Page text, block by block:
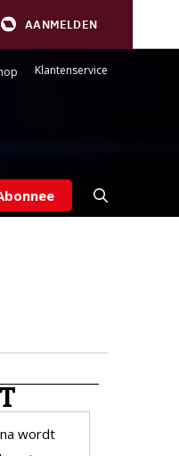
AANMELDEN
Klantenservice
wordt